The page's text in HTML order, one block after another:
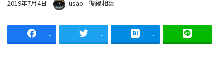
投稿日
2019年7月4日 著者 usao カテゴリー
復縁相談
- - -